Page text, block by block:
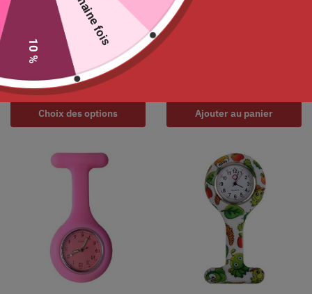
Montre silicone pour
infirmière
Choix des options
Montre silicone « Cœurs »
Ajouter au panier
10 %